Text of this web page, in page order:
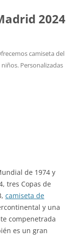
2024
camiseta del
Personalizadas
de 1974 y
tres Copas de
camiseta de
y una
compenetrada
es un gran